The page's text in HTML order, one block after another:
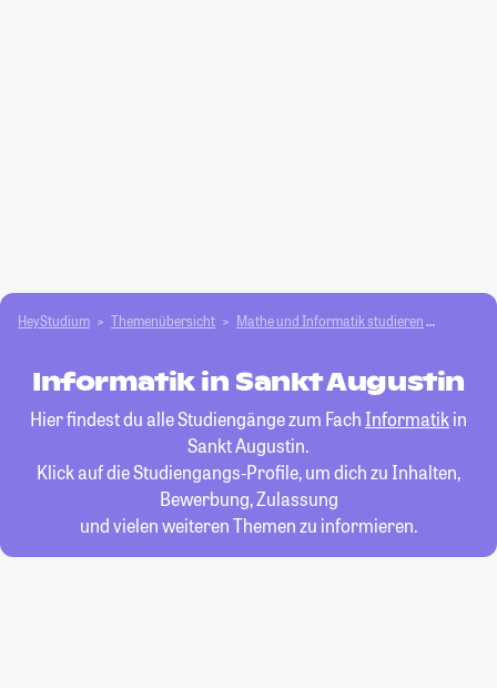
HeyStudium Themenübersicht Mathe und Informatik studieren
Informatik in Sankt Augustin
Hier findest du alle Studiengänge zum Fach Informatikin
Sankt Augustin.
Klick auf die Studiengangs-Profile, um dich zu Inhalten,
Bewerbung, Zulassung
und vielen weiteren Themen zu informieren.